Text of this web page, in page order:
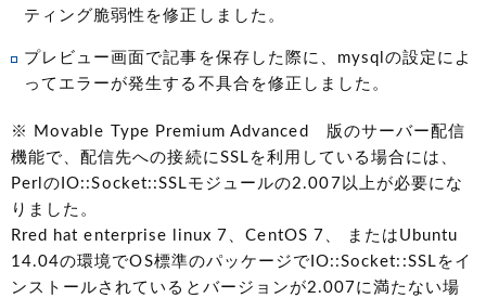
ティング脆弱性を修正しました。
プレビュー画面で記事を保存した際に、mysqlの設定によ
ってエラーが発生する不具合を修正しました。
※ Movable Type Premium Advanced 版のサーバー配信
機能で、配信先への接続にSSLを利用している場合には、
PerlのIO::Socket::SSLモジュールの2.007以上が必要にな
りました。
Rred hat enterprise linux 7、CentOS 7、 またはUbuntu
14.04の環境でOS標準のパッケージでIO::Socket::SSLをイ
ンストールされているとバージョンが2.007に満たない場